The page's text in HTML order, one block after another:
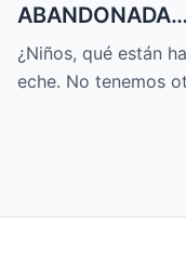
CAMBIÓ su
¿Niños, qué están
eche. No tenemos